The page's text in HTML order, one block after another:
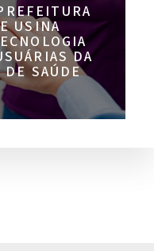
USINA
DA
SAÚDE